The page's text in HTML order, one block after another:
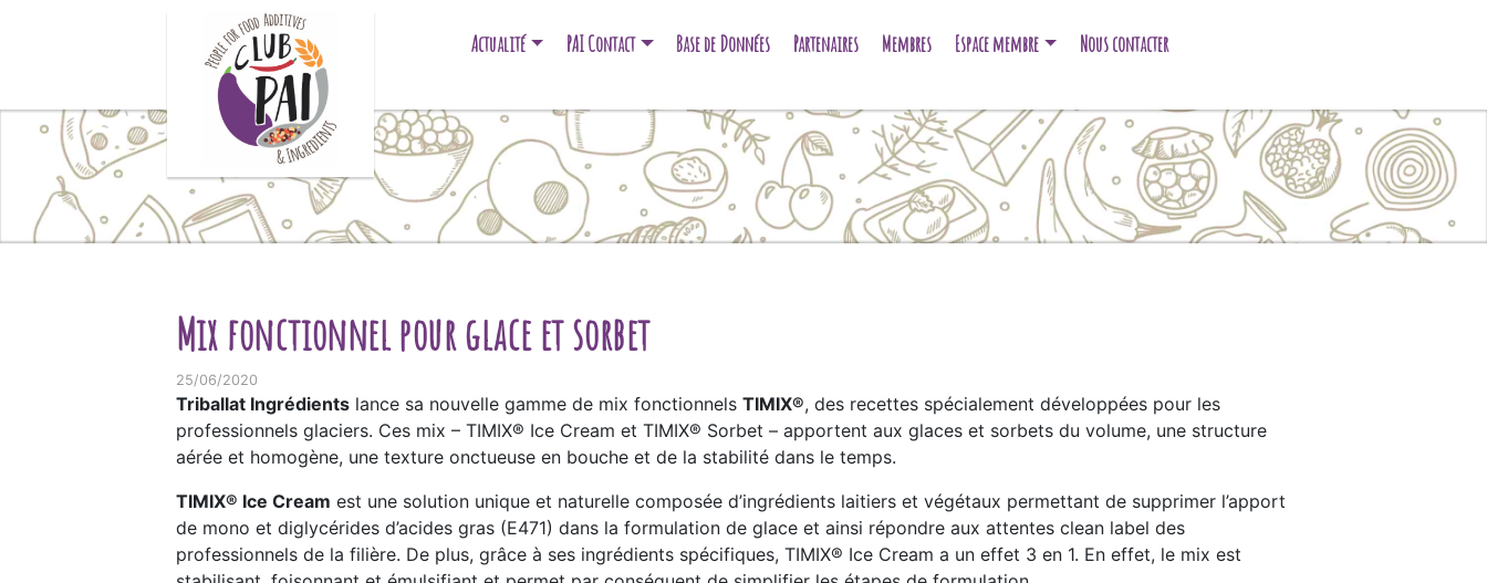
Actualité PAI Contact Base de Données Partenaires Membres Espace membre Nous contacter
Mix fonctionnel pour glace et sorbet
25/06/2020
Triballat Ingrédients lance sa nouvelle gamme de mix fonctionnels TIMIX®, des recettes spécialement développées pour les
professionnels glaciers. Ces mix – TIMIX® Ice Cream et TIMIX® Sorbet – apportent aux glaces et sorbets du volume, une structure
aérée et homogène, une texture onctueuse en bouche et de la stabilité dans le temps.
TIMIX® Ice Cream est une solution unique et naturelle composée d’ingrédients laitiers et végétaux permettant de supprimer l’apport
de mono et diglycérides d’acides gras (E471) dans la formulation de glace et ainsi répondre aux attentes clean label des
professionnels de la filière. De plus, grâce à ses ingrédients spécifiques, TIMIX® Ice Cream a un effet 3 en 1. En effet, le mix est